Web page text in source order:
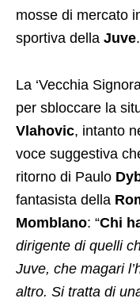
mosse di mercato
sportiva della Juve.
La ‘Vecchia
per sbloccare la
Vlahovic, intanto
voce suggestiva
ritorno di Paulo
fantasista della
Momblano: “Chi
dirigente di quelli
Juve, che magari
altro. Si tratta di